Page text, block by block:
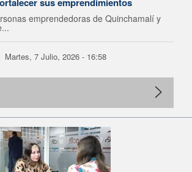
emprendedoras de Quinchamalí y
Martes, 7 Julio, 2026 - 16:58